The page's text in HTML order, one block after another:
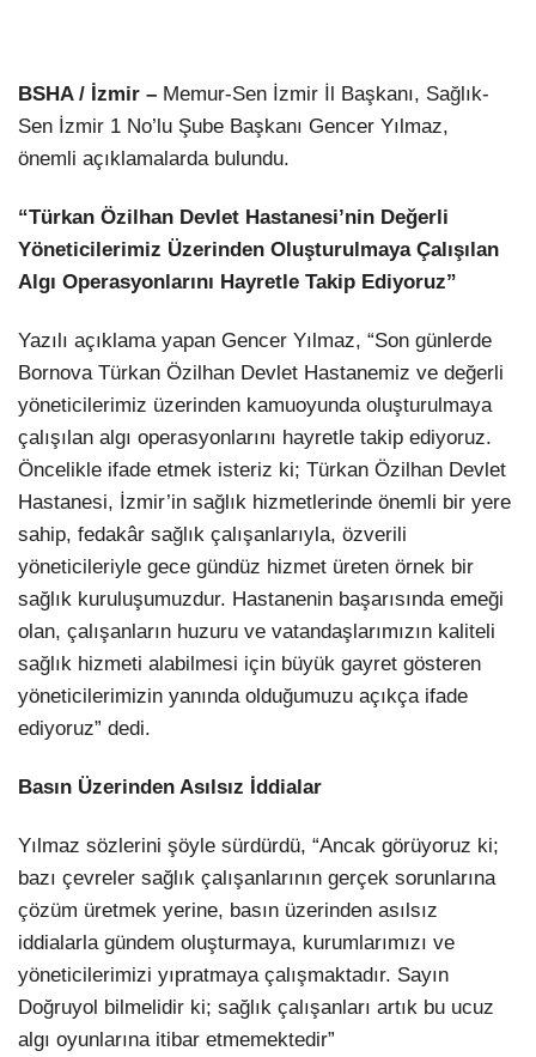
LinkedIn
BSHA / İzmir – Memur-Sen İzmir İl Başkanı, Sağlık-
Sen İzmir 1 No’lu Şube Başkanı Gencer Yılmaz,
önemli açıklamalarda bulundu.
“Türkan Özilhan Devlet Hastanesi’nin Değerli
Yöneticilerimiz Üzerinden Oluşturulmaya Çalışılan
Algı Operasyonlarını Hayretle Takip Ediyoruz”
Yazılı açıklama yapan Gencer Yılmaz, “Son günlerde
Bornova Türkan Özilhan Devlet Hastanemiz ve değerli
yöneticilerimiz üzerinden kamuoyunda oluşturulmaya
çalışılan algı operasyonlarını hayretle takip ediyoruz.
Öncelikle ifade etmek isteriz ki; Türkan Özilhan Devlet
Hastanesi, İzmir’in sağlık hizmetlerinde önemli bir yere
sahip, fedakâr sağlık çalışanlarıyla, özverili
yöneticileriyle gece gündüz hizmet üreten örnek bir
sağlık kuruluşumuzdur. Hastanenin başarısında emeği
olan, çalışanların huzuru ve vatandaşlarımızın kaliteli
sağlık hizmeti alabilmesi için büyük gayret gösteren
yöneticilerimizin yanında olduğumuzu açıkça ifade
ediyoruz” dedi.
Basın Üzerinden Asılsız İddialar
Yılmaz sözlerini şöyle sürdürdü, “Ancak görüyoruz ki;
bazı çevreler sağlık çalışanlarının gerçek sorunlarına
çözüm üretmek yerine, basın üzerinden asılsız
iddialarla gündem oluşturmaya, kurumlarımızı ve
yöneticilerimizi yıpratmaya çalışmaktadır. Sayın
Doğruyol bilmelidir ki; sağlık çalışanları artık bu ucuz
algı oyunlarına itibar etmemektedir”